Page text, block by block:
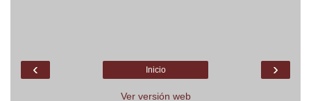
‹ ›
Inicio
Ver versión web